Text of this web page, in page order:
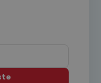
3-lags LAGER U-